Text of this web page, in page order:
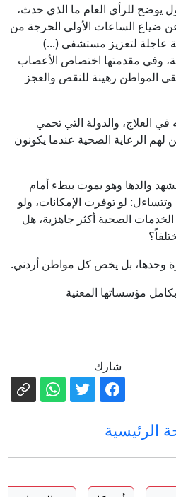
للرأي العام ما الذي حدث،
الساعات الأولى الحرجة من
عاجلة لتعزيز مستشفى (...)
وفي مقدمتها اختصاص الأعصاب
المواطن رهينة للنقص والعجز
العلاج، والدولة التي تحمي
لهم الرعاية الصحية عندما يكونون
والدها وهو يموت ببطء أمام
لو توفرت الإمكانات، ولو
الصحية أكثر جاهزية، هل
وحدها، بل يخص كل مواطن أردني.
مؤسساتها المعنية
شارك
الرئيسية